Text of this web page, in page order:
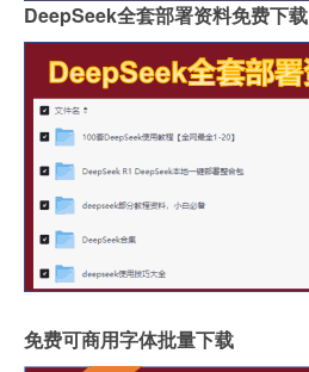
DeepSeek全套部署资料免费下载
免费可商用字体批量下载